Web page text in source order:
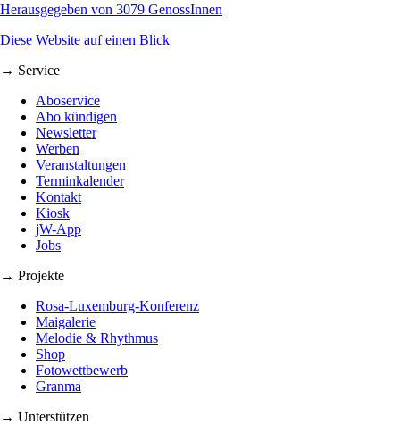
Herausgegeben von 3079 GenossInnen
Diese Website auf einen Blick
→ Service
Aboservice
Abo kündigen
Newsletter
Werben
Veranstaltungen
Terminkalender
Kontakt
Kiosk
jW-App
Jobs
→ Projekte
Rosa-Luxemburg-Konferenz
Maigalerie
Melodie & Rhythmus
Shop
Fotowettbewerb
Granma
→ Unterstützen